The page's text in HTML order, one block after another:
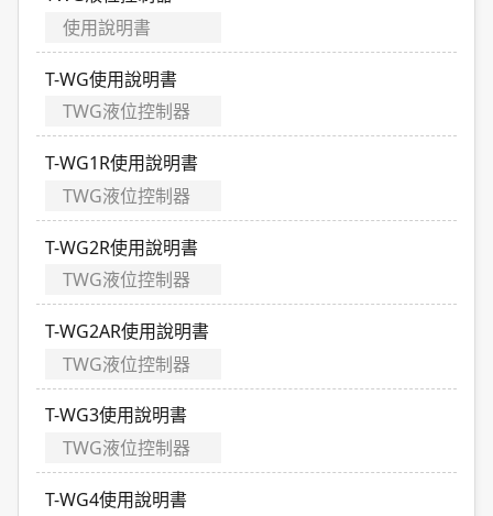
使用說明書
T-WG使用說明書
TWG液位控制器
T-WG1R使用說明書
TWG液位控制器
T-WG2R使用說明書
TWG液位控制器
T-WG2AR使用說明書
TWG液位控制器
T-WG3使用說明書
TWG液位控制器
T-WG4使用說明書